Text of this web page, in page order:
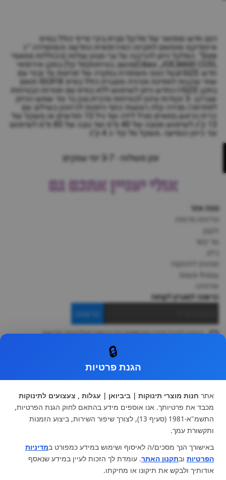
דגם חדש ומפואר של סל-קל מבית ביבי סייף כולל בסיס
Size" .הסלקל ניתן להרכבה על גבי מגוון עגלות (הכוללות מתאמי
,Cibex ,JOE,MAXI COSI)מושב בטיחות(סל קל) בתקן אירופאי
חדש I-SIZEבעל הגנה משופרת במקרה של פגיעות צד ובנוי עם
שתי שכבות לספיגת אנרגיה מוגברת.כולל בסיס ISOFIX תואם
בתקן I-SIZE החדש.ניתן לשימוש ללא בסיס עם חגורות הבטיחות
שברכב -3 נקודות עיגון לבטיחות מרבית.גגון בד נגד שמש הניתן
לפתיחה/ סגירה קלה.רצועות כתף ניתנות לכיוונון בשילוב עם
כרית הראש.מתאים מגיל לידה ועד גיל 15 חודשים או משקל של
13 ק"ג.לשימוש מגובה של 40 ס"מ ועד גובה של 85 ס"מ.לשימוש
נגד כיוון הנסיעה .משקל סל קל- כ 4 ק"ג
זמן משלוח - 3-7 ימי עסקים
אולי יעניין אתכם גם
מפת אתר
צור קשר
מותגים לתינוקות
black-friday
אודותינו
הרשמה למועדון לקוחות
הרשמה
ברצוני לקבל מידע ופרסומות על הנחות וקולקציות חדשות
עגלות וטיולונים
כיסא בטיחות ואביזרים
ריהוט לתינוקות
מצעים למיטת תינוק וטקסטיל
צעצועי ילדים
על גלגלים
הנקה והאכלה
מוצרי אמבטיה
מוזמנים לבקר אותנו:
🔒
הגנת פרטיות
אתר חנות מוצרי תינוקות | ביביואן | עגלות , צעצועים לתינוקות
מכבד את פרטיותך. אנו אוספים מידע בהתאם לחוק הגנת הפרטיות,
התשמ"א-1981 (סעיף 13), לצורך שיפור השירות, ביצוע הזמנות
ותקשורת עמך.
באישורך הנך מסכים/ה לאיסוף ושימוש במידע כמפורט במדיניות
הפרטיות ובתקנון האתר. עומדת לך הזכות לעיין במידע שנאסף
אודותיך ולבקש את תיקונו או מחיקתו.